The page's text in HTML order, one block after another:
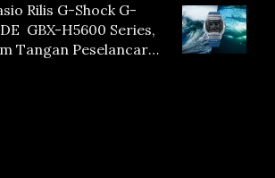
Rilis G-Shock G-
GBX-H5600 Series,
Tangan Peselancar